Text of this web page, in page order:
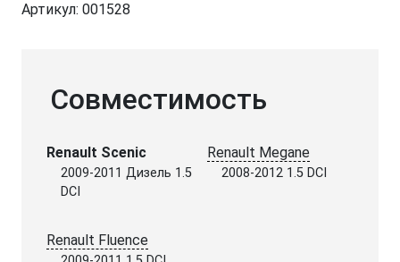
Артикул: 001528
Совместимость
Renault Scenic
2009-2011 Дизель 1.5
DCI
Renault Megane
2008-2012 1.5 DCI
Renault Fluence